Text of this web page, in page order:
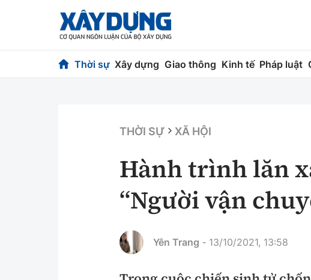
Thời sự Xây dựng Giao thông Kinh tế Pháp luật
Chuyện dọc đường
Chỉ đạo điều hành
Vật liệu xây dựng
Giám định chất lượng
THỜI SỰ XÃ HỘI
Hành trình lăn
“Người vận
Yên Trang - 13/10/2021, 13:58